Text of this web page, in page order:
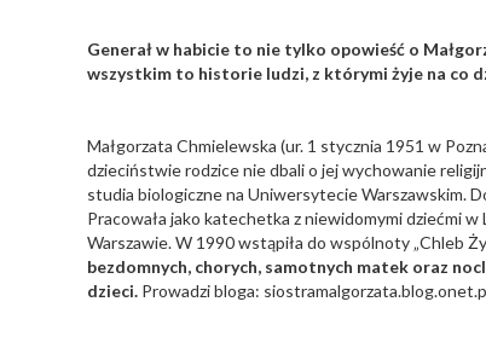
Generał w habicie to nie tylko opowieść o
wszystkim to historie ludzi, z którymi żyje na co
Małgorzata Chmielewska (ur. 1 stycznia 1951 w
dzieciństwie rodzice nie dbali o jej wychowanie
studia biologiczne na Uniwersytecie Warszawskim.
Pracowała jako katechetka z niewidomymi dziećmi
Warszawie. W 1990 wstąpiła do wspólnoty „Chleb
bezdomnych, chorych, samotnych matek oraz
dzieci. Prowadzi bloga: